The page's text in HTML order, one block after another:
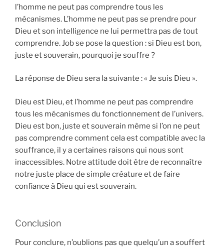
l’homme ne peut pas comprendre tous les
mécanismes. L’homme ne peut pas se prendre pour
Dieu et son intelligence ne lui permettra pas de tout
comprendre. Job se pose la question : si Dieu est bon,
juste et souverain, pourquoi je souffre ?
La réponse de Dieu sera la suivante : « Je suis Dieu ».
Dieu est Dieu, et l’homme ne peut pas comprendre
tous les mécanismes du fonctionnement de l’univers.
Dieu est bon, juste et souverain même si l’on ne peut
pas comprendre comment cela est compatible avec la
souffrance, il y a certaines raisons qui nous sont
inaccessibles. Notre attitude doit être de reconnaître
notre juste place de simple créature et de faire
confiance à Dieu qui est souverain.
Conclusion
Pour conclure, n’oublions pas que quelqu’un a souffert